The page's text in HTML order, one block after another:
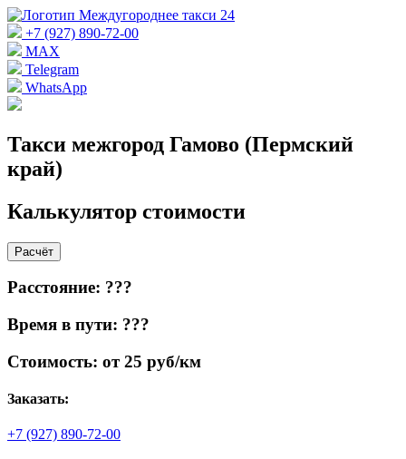
+7 (927) 890-72-00
MAX
Telegram
WhatsApp
Такси межгород Гамово (Пермский
край)
Калькулятор стоимости
Расчёт
Расстояние: ???
Время в пути: ???
Стоимость: от 25 руб/км
Заказать:
+7 (927) 890-72-00